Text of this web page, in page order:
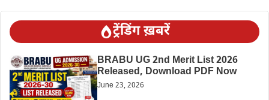
ट्रेंडिंग ख़बरें
BRABU UG 2nd Merit List 2026
Released, Download PDF Now
June 23, 2026